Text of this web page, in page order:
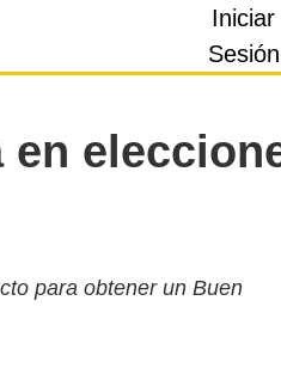
Iniciar
Sesión
para obtener un Buen